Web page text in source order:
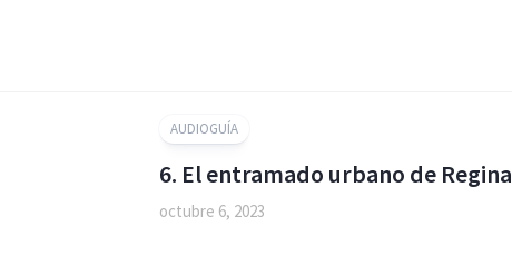
AUDIOGUÍA
6. El entramado urbano de Regina
octubre 6, 2023